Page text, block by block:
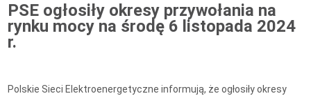
PSE ogłosiły okresy przywołania na
rynku mocy na środę 6 listopada 2024
r.
Polskie Sieci Elektroenergetyczne informują, że ogłosiły okresy